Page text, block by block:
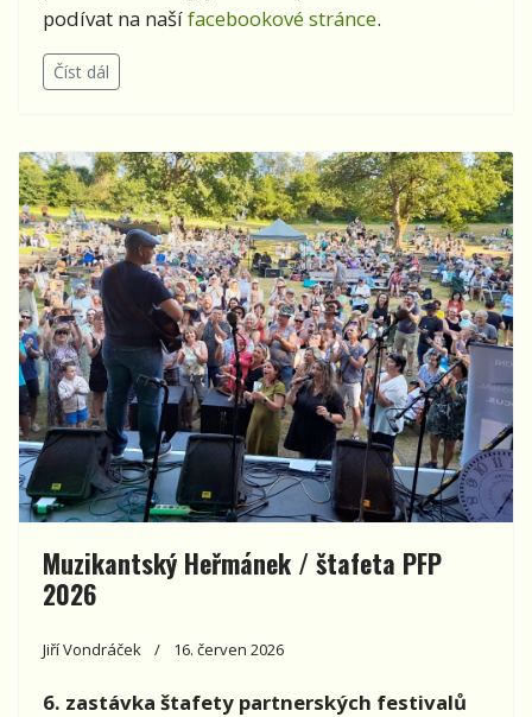
podívat na našífacebookové stránce.
Číst dál
Muzikantský Heřmánek / štafeta PFP
2026
Jiří Vondráček 16. červen 2026
6. zastávka štafety partnerských festivalů